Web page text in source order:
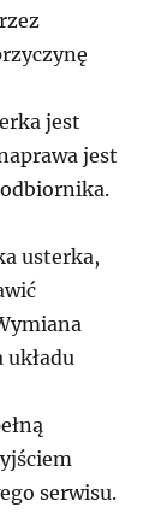
jest
jest
usterka,
układu
serwisu.